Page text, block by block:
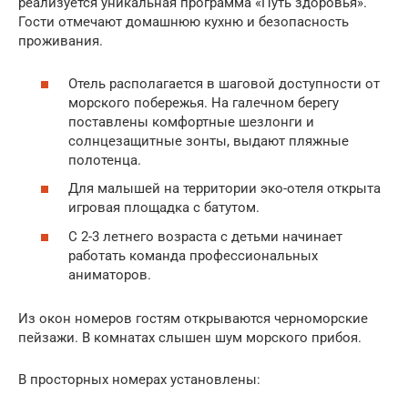
Гости отмечают домашнюю кухню и безопасность
проживания.
Отель располагается в шаговой доступности от
морского побережья. На галечном берегу
поставлены комфортные шезлонги и
солнцезащитные зонты, выдают пляжные
полотенца.
Для малышей на территории эко-отеля открыта
игровая площадка с батутом.
С 2-3 летнего возраста с детьми начинает
работать команда профессиональных
аниматоров.
Из окон номеров гостям открываются черноморские
пейзажи. В комнатах слышен шум морского прибоя.
В просторных номерах установлены: